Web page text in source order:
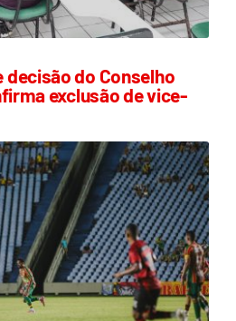
do Conselho
exclusão de vice-